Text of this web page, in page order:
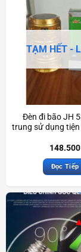
TẠM HẾT -
Đèn đi bão JH
trung sử dụng
148.500
Đọc Tiếp